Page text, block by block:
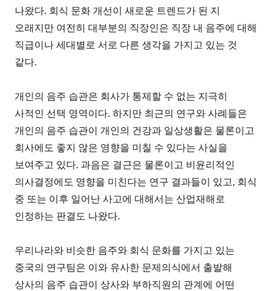
나왔다. 회식 문화 개선이 새로운 트렌드가 된 지
오래지만 여전히 대부분의 직장인은 직장 내 음주에 대해
직급이나 세대별로 서로 다른 생각을 가지고 있는 것
같다.
개인의 음주 습관은 회사가 통제할 수 없는 지극히
사적인 선택 영역이다. 하지만 최근의 연구와 사례들은
개인의 음주 습관이 개인의 건강과 일상생활은 물론이고
회사에도 좋지 않은 영향을 미칠 수 있다는 사실을
보여주고 있다. 과음은 결근은 물론이고 비윤리적인
의사결정에도 영향을 미친다는 연구 결과들이 있고, 회식
중 또는 이후 일어난 사고에 대해서는 산업재해로
인정하는 판결도 나왔다.
우리나라와 비슷한 음주와 회식 문화를 가지고 있는
중국의 연구팀은 이와 유사한 문제의식에서 출발해
상사의 음주 습관이 상사와 부하직원의 관계에 어떤